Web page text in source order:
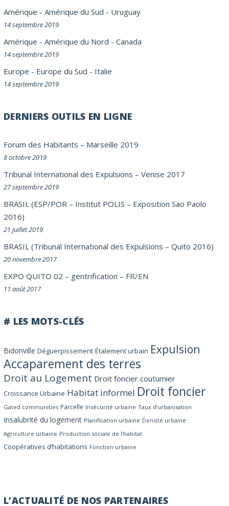
Amérique - Amérique du Sud - Uruguay
14 septembre 2019
Amérique - Amérique du Nord - Canada
14 septembre 2019
Europe - Europe du Sud - Italie
14 septembre 2019
DERNIERS OUTILS EN LIGNE
Forum des Habitants – Marseille 2019
8 octobre 2019
Tribunal International des Expulsions – Venise 2017
27 septembre 2019
BRASIL (ESP/POR – Institut POLIS – Exposition Sao Paolo
2016)
21 juillet 2019
BRASIL (Tribunal International des Expulsions – Quito 2016)
20 novembre 2017
EXPO QUITO 02 – gentrification – FR/EN
11 août 2017
# LES MOTS-CLÉS
Bidonville Déguerpissement Étalement urbain Expulsion
Accaparement des terres
Droit au Logement Droit foncier coutumier
Croissance Urbaine Habitat informel Droit foncier
Gated communities Parcelle Insécurité urbaine Taux d’urbanisation
Insalubrité du logement Planification urbaine Densité urbaine
Agriculture urbaine Production sociale de l’habitat
Coopératives d’habitations Fonction urbaine
L’ACTUALITÉ DE NOS PARTENAIRES